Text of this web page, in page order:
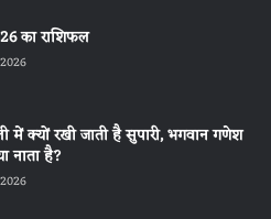
का राशिफल
में क्यों रखी जाती है सुपारी, भगवान गणेश
नाता है?